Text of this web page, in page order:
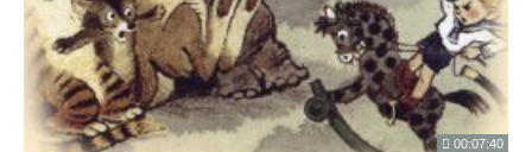
00:07:40